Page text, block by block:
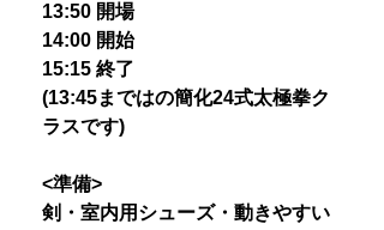
13:50 開場
14:00 開始
15:15 終了
(13:45まではの簡化24式太極拳ク
ラスです)
<準備>
剣・室内用シューズ・動きやすい